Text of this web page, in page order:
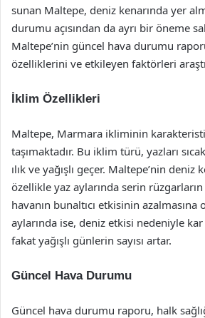
sunan Maltepe, deniz kenarında yer
durumu açısından da ayrı bir öneme
Maltepe’nin güncel hava durumu
özelliklerini ve etkileyen faktörleri
İklim Özellikleri
Maltepe, Marmara ikliminin
taşımaktadır. Bu iklim türü, yazları
ılık ve yağışlı geçer. Maltepe’nin deniz
özellikle yaz aylarında serin rüzgarların
havanın bunaltıcı etkisinin azalmasına
aylarında ise, deniz etkisi nedeniyle kar
fakat yağışlı günlerin sayısı artar.
Güncel Hava Durumu
Güncel hava durumu raporu, halk